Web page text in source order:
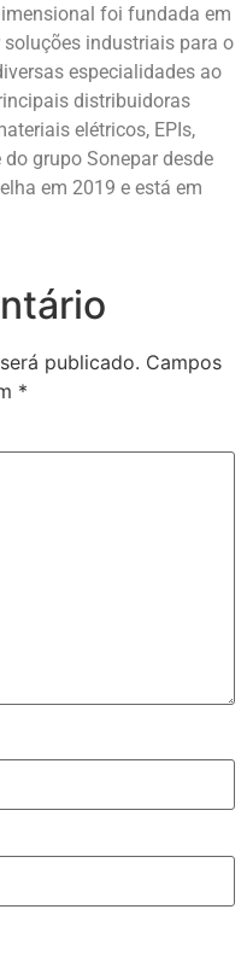
foi fundada em
industriais para o
especialidades ao
distribuidoras
elétricos, EPIs,
grupo Sonepar desde
em 2019 e está em
publicado. Campos
*